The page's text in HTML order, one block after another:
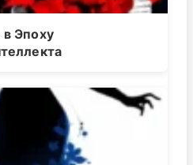
в Эпоху